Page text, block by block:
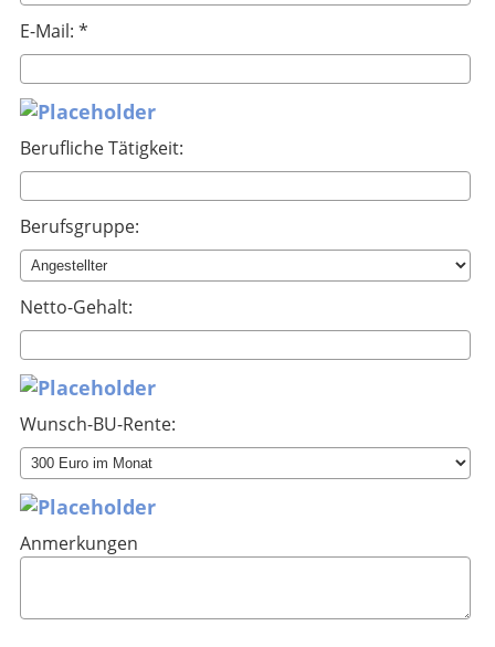
E-Mail: *
Berufliche Tätigkeit:
Berufsgruppe:
Netto-Gehalt:
Wunsch-BU-Rente:
Anmerkungen